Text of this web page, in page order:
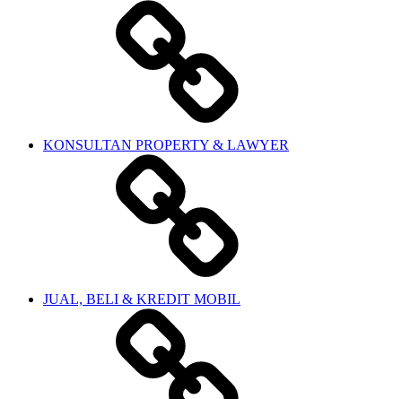
KONSULTAN PROPERTY & LAWYER
JUAL, BELI & KREDIT MOBIL